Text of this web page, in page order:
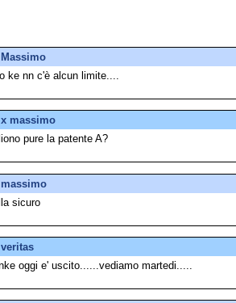
Massimo
ke nn c'è alcun limite....
x massimo
pure la patente A?
massimo
sicuro
veritas
oggi e' uscito......vediamo martedi.....